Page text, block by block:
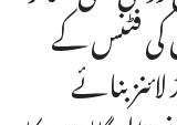
کی فٹنس کے
بنائے